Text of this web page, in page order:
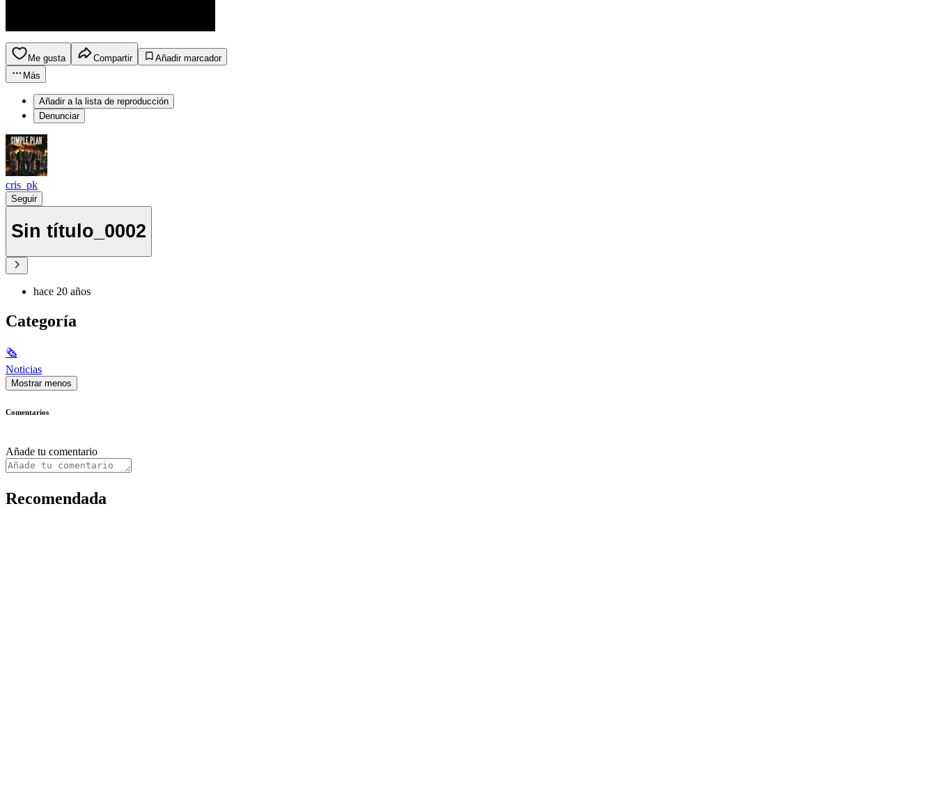
Me gusta Compartir
Añadir marcador
Más
Añadir a la lista de reproducción
Denunciar
cris_pk
Seguir
Sin título_0002
hace 20 años
Categoría
🗞
Noticias
Mostrar menos
Comentarios
Añade tu comentario
Recomendada